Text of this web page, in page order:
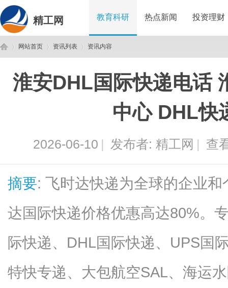
精工网 教育科研 热点新闻 投资理财
网站首页
›
资讯列表
›
资讯内容
淮安DHL国际快递电话
中心 DHL快
2026-06-10 | 发布者: 精工网 | 查
摘要: 飞时达快递为全球的企业
达国际快递价格优惠高达80%。
际快递、DHL国际快递、UPS国
特快专递、大包航空SAL、海运